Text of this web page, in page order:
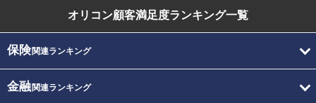
オリコン顧客満足度ランキング一覧
保険関連ランキング
金融関連ランキング